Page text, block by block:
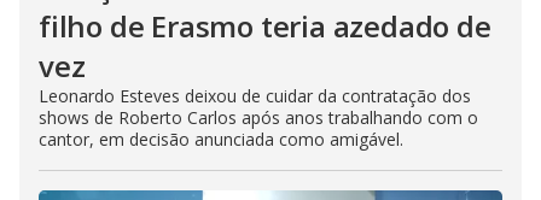
filho de Erasmo teria azedado de
vez
Leonardo Esteves deixou de cuidar da contratação dos
shows de Roberto Carlos após anos trabalhando com o
cantor, em decisão anunciada como amigável.